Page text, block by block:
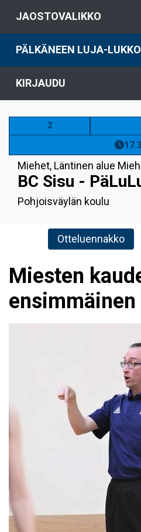
JAOSTOVALIKKO
PÄLKÄNEEN LUJA-
KIRJAUDU
2
Miehet, Läntinen alue
BC Sisu -
Pohjoisväylän koulu
Otteluennakko
Miesten